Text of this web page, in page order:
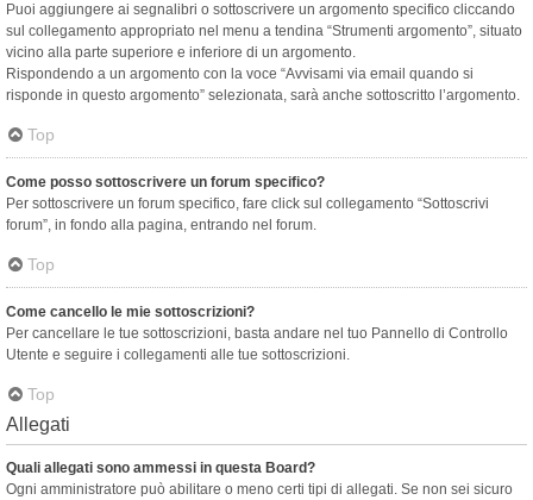
Puoi aggiungere ai segnalibri o sottoscrivere un argomento specifico cliccando
sul collegamento appropriato nel menu a tendina “Strumenti argomento”, situato
vicino alla parte superiore e inferiore di un argomento.
Rispondendo a un argomento con la voce “Avvisami via email quando si
risponde in questo argomento” selezionata, sarà anche sottoscritto l’argomento.
Top
Come posso sottoscrivere un forum specifico?
Per sottoscrivere un forum specifico, fare click sul collegamento “Sottoscrivi
forum”, in fondo alla pagina, entrando nel forum.
Top
Come cancello le mie sottoscrizioni?
Per cancellare le tue sottoscrizioni, basta andare nel tuo Pannello di Controllo
Utente e seguire i collegamenti alle tue sottoscrizioni.
Top
Allegati
Quali allegati sono ammessi in questa Board?
Ogni amministratore può abilitare o meno certi tipi di allegati. Se non sei sicuro